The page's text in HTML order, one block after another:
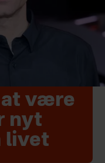
at være
nyt
livet